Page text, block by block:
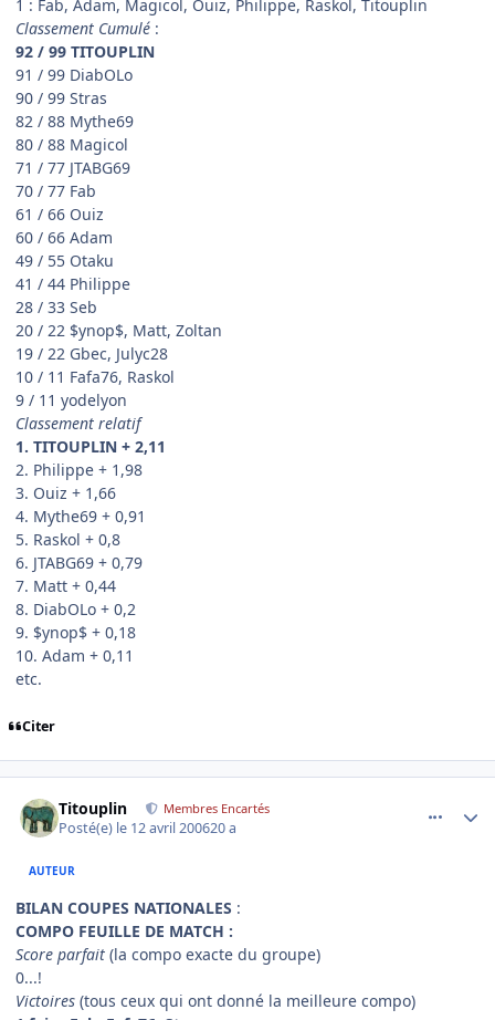
1 : Fab, Adam, Magicol, Ouiz, Philippe, Raskol, Titouplin
Classement Cumulé :
92 / 99 TITOUPLIN
91 / 99 DiabOLo
90 / 99 Stras
82 / 88 Mythe69
80 / 88 Magicol
71 / 77 JTABG69
70 / 77 Fab
61 / 66 Ouiz
60 / 66 Adam
49 / 55 Otaku
41 / 44 Philippe
28 / 33 Seb
20 / 22 $ynop$, Matt, Zoltan
19 / 22 Gbec, Julyc28
10 / 11 Fafa76, Raskol
9 / 11 yodelyon
Classement relatif
1. TITOUPLIN + 2,11
2. Philippe + 1,98
3. Ouiz + 1,66
4. Mythe69 + 0,91
5. Raskol + 0,8
6. JTABG69 + 0,79
7. Matt + 0,44
8. DiabOLo + 0,2
9. $ynop$ + 0,18
10. Adam + 0,11
etc.
Citer
Titouplin Membres Encartés
Posté(e) le 12 avril 200620 a
AUTEUR
BILAN COUPES NATIONALES :
COMPO FEUILLE DE MATCH :
Score parfait (la compo exacte du groupe)
0...!
Victoires (tous ceux qui ont donné la meilleure compo)